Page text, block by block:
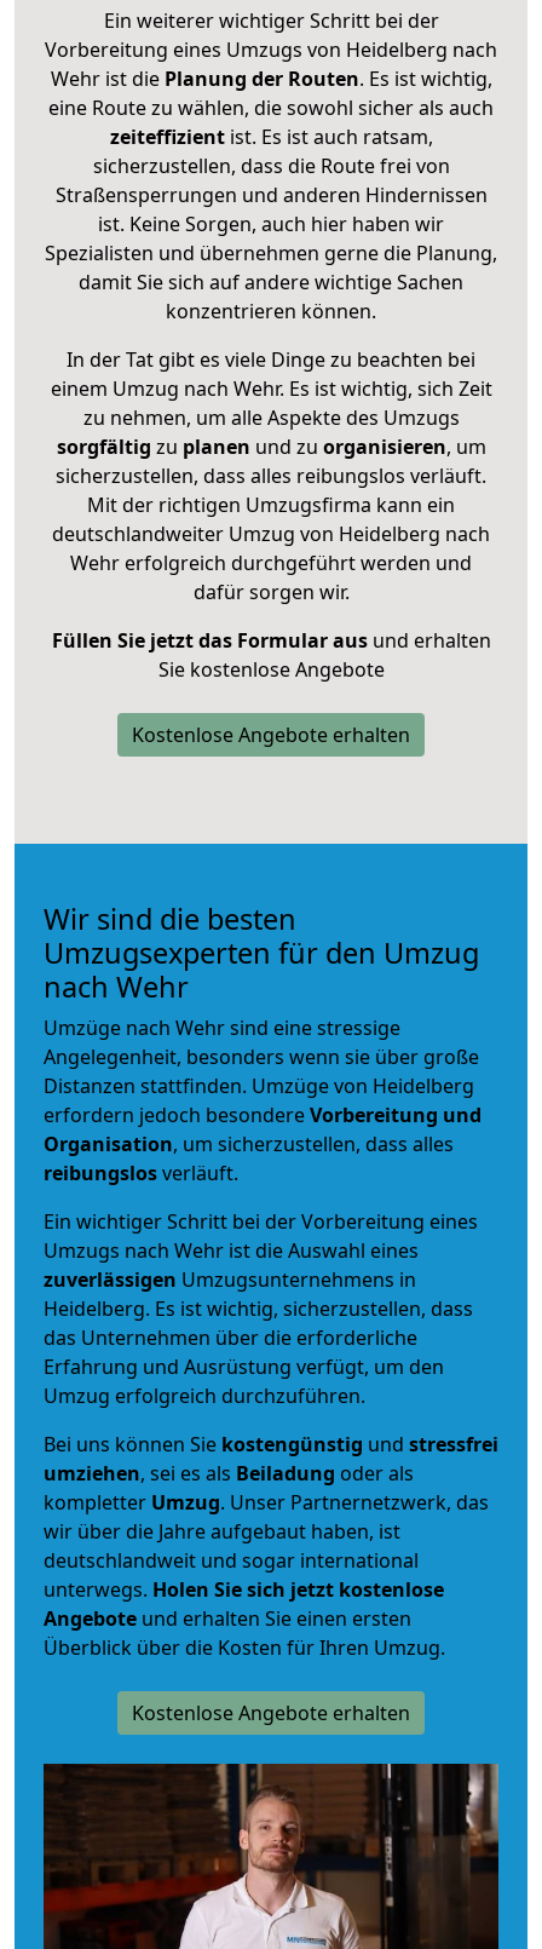
Ein weiterer wichtiger Schritt bei der
Vorbereitung eines Umzugs von Heidelberg nach
Wehr ist diePlanung der Routen. Es ist wichtig,
eine Route zu wählen, die sowohl sicher als auch
zeiteffizientist. Es ist auch ratsam,
sicherzustellen, dass die Route frei von
Straßensperrungen und anderen Hindernissen
ist. Keine Sorgen, auch hier haben wir
Spezialisten und übernehmen gerne die Planung,
damit Sie sich auf andere wichtige Sachen
konzentrieren können.
In der Tat gibt es viele Dinge zu beachten bei
einem Umzug nach Wehr. Es ist wichtig, sich Zeit
zu nehmen, um alle Aspekte des Umzugs
sorgfältig zu planen und zu organisieren, um
sicherzustellen, dass alles reibungslos verläuft.
Mit der richtigen Umzugsfirma kann ein
deutschlandweiter Umzug von Heidelberg nach
Wehr erfolgreich durchgeführt werden und
dafür sorgen wir.
Füllen Sie jetzt das Formular ausund erhalten
Sie kostenlose Angebote
Kostenlose Angebote erhalten
Wir sind die besten
Umzugsexperten für den Umzug
nach Wehr
Umzüge nach Wehr sind eine stressige
Angelegenheit, besonders wenn sie über große
Distanzen stattfinden. Umzüge von Heidelberg
erfordern jedoch besondereVorbereitung und
Organisation, um sicherzustellen, dass alles
reibungslosverläuft.
Ein wichtiger Schritt bei der Vorbereitung eines
Umzugs nach Wehr ist die Auswahl eines
zuverlässigen Umzugsunternehmens in
Heidelberg. Es ist wichtig, sicherzustellen, dass
das Unternehmen über die erforderliche
Erfahrung und Ausrüstung verfügt, um den
Umzug erfolgreich durchzuführen.
Bei uns können Sie kostengünstig und stressfrei
umziehen, sei es als Beiladung oder als
kompletter Umzug. Unser Partnernetzwerk, das
wir über die Jahre aufgebaut haben, ist
deutschlandweit und sogar international
unterwegs. Holen Sie sich jetzt kostenlose
Angebote und erhalten Sie einen ersten
Überblick über die Kosten für Ihren Umzug.
Kostenlose Angebote erhalten